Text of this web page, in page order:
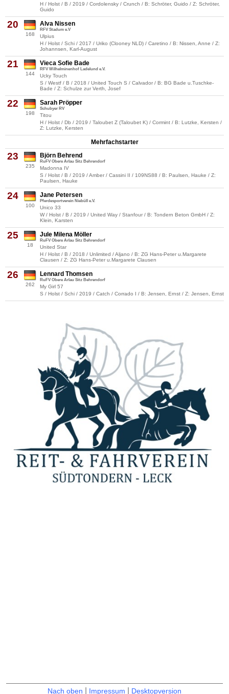
H / Holst / B / 2019 / Cordolensky / Crunch / B: Schröter, Guido / Z: Schröter,
Guido
20
168
Alva Nissen
RFV Stadum e.V
Ulpius
H / Holst / Schi / 2017 / Uriko (Clooney NLD) / Caretino / B: Nissen, Anne / Z:
Johannsen, Karl-August
21
144
Vieca Sofie Bade
RFV Wilhelminenhof Ladelund e.V.
Ucky Touch
S / Westf / B / 2018 / United Touch S / Calvador / B: BG Bade u.Tuschke-
Bade / Z: Schulze zur Verth, Josef
22
198
Sarah Pröpper
Schubyer RV
Titou
H / Holst / Db / 2019 / Taloubet Z (Taloubet K) / Cormint / B: Lutzke, Kersten /
Z: Lutzke, Kersten
Mehrfachstarter
23
235
Björn Behrend
RuFV Obere Arlau Sitz Behrendorf
Madonna IV
S / Holst / B / 2019 / Amber / Cassini II / 109NS88 / B: Paulsen, Hauke / Z:
Paulsen, Hauke
24
100
Jane Petersen
Pferdesportverein Niebüll e.V.
Unico 33
W / Holst / B / 2019 / United Way / Stanfour / B: Tondern Beton GmbH / Z:
Klein, Karsten
25
18
Jule Milena Möller
RuFV Obere Arlau Sitz Behrendorf
United Star
H / Holst / B / 2018 / Unlimited / Aljano / B: ZG Hans-Peter u.Margarete
Clausen / Z: ZG Hans-Peter u.Margarete Clausen
26
262
Lennard Thomsen
RuFV Obere Arlau Sitz Behrendorf
My Girl 57
S / Holst / Schi / 2019 / Catch / Corrado I / B: Jensen, Ernst / Z: Jensen, Ernst
Nach oben Impressum Desktopversion